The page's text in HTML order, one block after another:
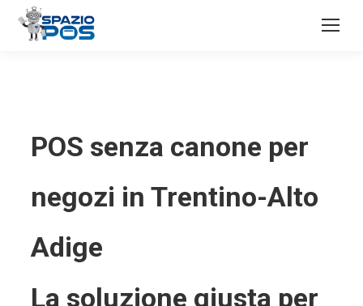
POS senza canone per
negozi in Trentino-Alto
Adige
La soluzione giusta per